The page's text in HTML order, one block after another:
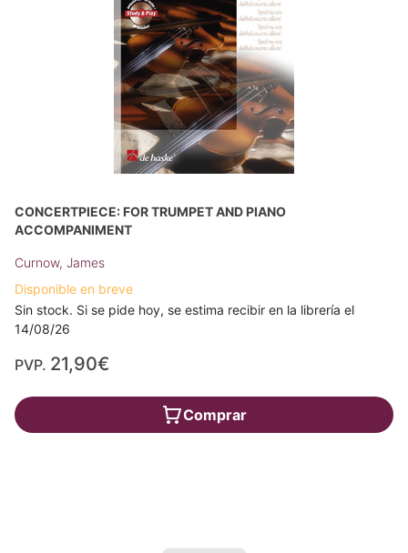
CONCERTPIECE: FOR TRUMPET AND PIANO
ACCOMPANIMENT
Curnow, James
Disponible en breve
Sin stock. Si se pide hoy, se estima recibir en la librería el
14/08/26
PVP. 21,90€
Comprar